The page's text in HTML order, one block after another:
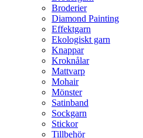
Broderier
Diamond Painting
Effektgarn
Ekologiskt garn
Knappar
Kroknålar
Mattvarp
Mohair
Mönster
Satinband
Sockgarn
Stickor
Tillbehör